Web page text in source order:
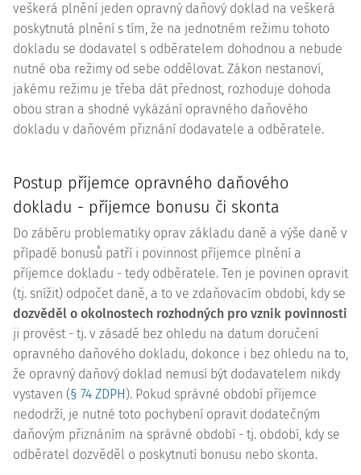
veškerá plnění jeden opravný daňový doklad na veškerá
poskytnutá plnění s tím, že na jednotném režimu tohoto
dokladu se dodavatel s odběratelem dohodnou a nebude
nutné oba režimy od sebe oddělovat. Zákon nestanoví,
jakému režimu je třeba dát přednost, rozhoduje dohoda
obou stran a shodné vykázání opravného daňového
dokladu v daňovém přiznání dodavatele a odběratele.
Postup příjemce opravného daňového
dokladu - příjemce bonusu či skonta
Do záběru problematiky oprav základu daně a výše daně v
případě bonusů patří i povinnost příjemce plnění a
příjemce dokladu - tedy odběratele. Ten je povinen opravit
(tj. snížit) odpočet daně, a to ve zdaňovacím období, kdy se
dozvěděl o okolnostech rozhodných pro vznik povinnosti
ji provést - tj. v zásadě bez ohledu na datum doručení
opravného daňového dokladu, dokonce i bez ohledu na to,
že opravný daňový doklad nemusí být dodavatelem nikdy
vystaven (§ 74 ZDPH). Pokud správné období příjemce
nedodrží, je nutné toto pochybení opravit dodatečným
daňovým přiznáním na správné období - tj. období, kdy se
odběratel dozvěděl o poskytnutí bonusu nebo skonta.